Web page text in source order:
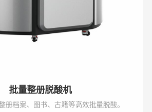
批量整册脱酸机
册档案、图书、古籍等高效批量脱酸。